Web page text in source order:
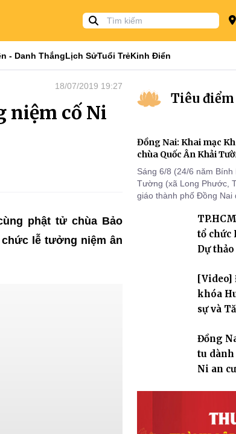
- Danh ThắngLịch SửTuổi TrẻKinh Điển
18/07/2019 19:27
niệm cố Ni
phật tử chùa Bảo
lễ tưởng niệm ân
Tiêu điểm
Đồng Nai: Khai mạc
chùa Quốc Ân Khải
Sáng 6/8 (24/6 năm
Tường (xã Long Phước,
giáo thành phố Đồng Nai
2570 dành cho chư
VII, VIII và trường hạ
tổ chức
Dự
giáo
khóa
sự và
Đồng
tu dành
Ni an